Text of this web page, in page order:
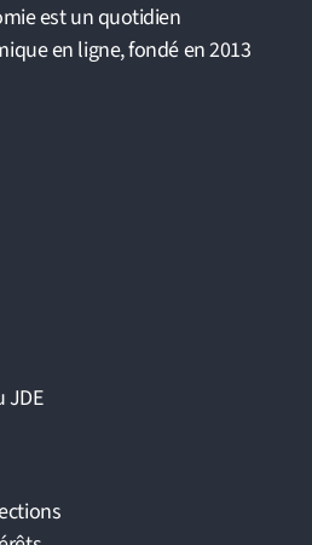
est un quotidien
en ligne, fondé en 2013
JDE